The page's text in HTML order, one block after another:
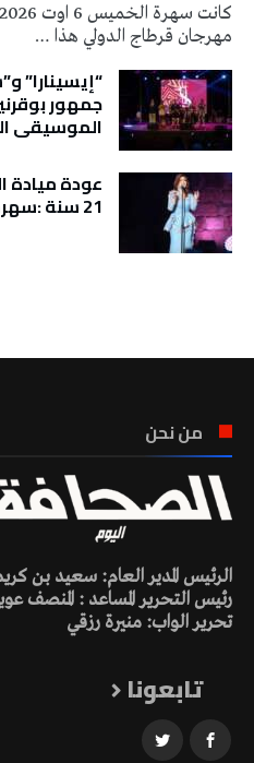
مهرجان قرطاج الدولي هذا …
“إيسينارا”
جمهور
الموسيقى
عودة ميادة
21 سنة :سهرة الحنين للزمن الجميل
من نحن
الرئيس المدير العام: سعيد بن
رئيس التحرير المساعد : المنصف
تحرير الواب: منيرة رزقي
تابعونا